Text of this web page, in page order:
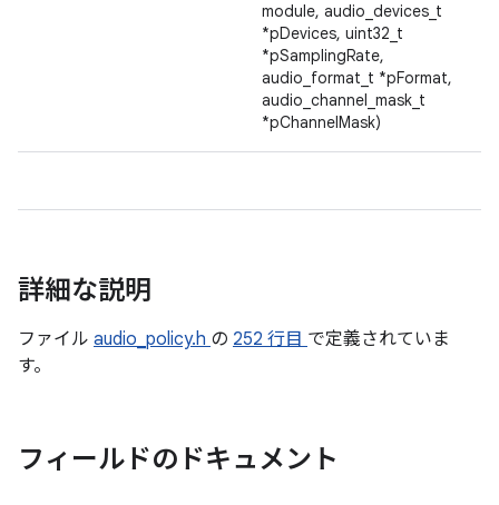
module, audio_devices_t
*pDevices, uint32_t
*pSamplingRate,
audio_format_t *pFormat,
audio_channel_mask_t
*pChannelMask)
詳細な説明
ファイル audio_policy.h の 252 行目 で定義されていま
す。
フィールドのドキュメント